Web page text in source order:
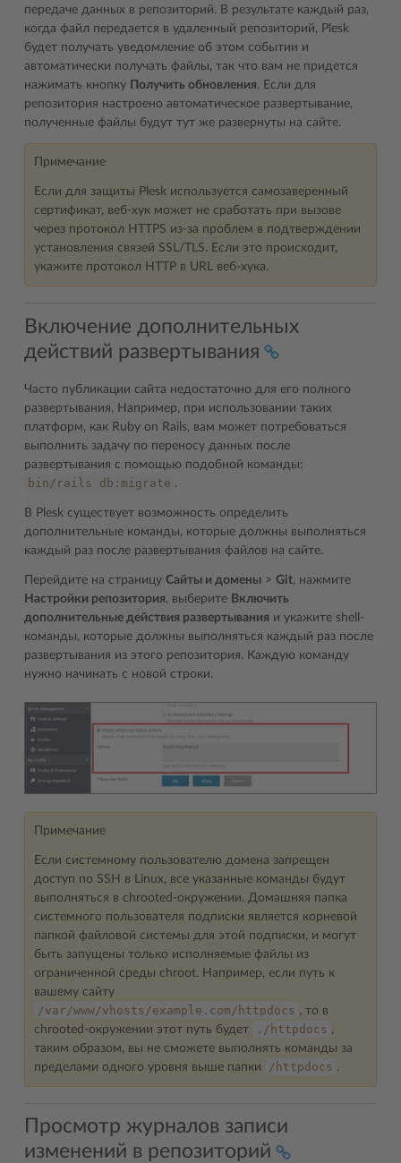
передаче данных в репозиторий. В результате каждый раз,
когда файл передается в удаленный репозиторий, Plesk
будет получать уведомление об этом событии и
автоматически получать файлы, так что вам не придется
нажимать кнопку
Получить обновления. Если для
репозитория настроено автоматическое развертывание,
полученные файлы будут тут же развернуты на сайте.
Примечание
Если для защиты Plesk используется самозаверенный
сертификат, веб-хук может не сработать при вызове
через протокол HTTPS из-за проблем в подтверждении
установления связей SSL/TLS. Если это происходит,
укажите протокол HTTP в URL веб-хука.
Включение дополнительных
действий развертывания
Часто публикации сайта недостаточно для его полного
развертывания. Например, при использовании таких
платформ, как Ruby on Rails, вам может потребоваться
выполнить задачу по переносу данных после
развертывания с помощью подобной команды:
bin/rails db:migrate .
В Plesk существует возможность определить
дополнительные команды, которые должны выполняться
каждый раз после развертывания файлов на сайте.
Перейдите на страницу Сайты и домены > Git, нажмите
Настройки репозитория, выберите Включить
дополнительные действия развертывания и укажите shell-
команды, которые должны выполняться каждый раз после
развертывания из этого репозитория. Каждую команду
нужно начинать с новой строки.
Примечание
Если системному пользователю домена запрещен
доступ по SSH в Linux, все указанные команды будут
выполняться в chrooted-окружении. Домашняя папка
системного пользователя подписки является корневой
папкой файловой системы для этой подписки, и могут
быть запущены только исполняемые файлы из
ограниченной среды chroot. Например, если путь к
вашему сайту
/var/www/vhosts/example.com/httpdocs , то в
chrooted-окружении этот путь будет
./httpdocs ,
таким образом, вы не сможете выполнять команды за
пределами одного уровня выше папки
/httpdocs .
Просмотр журналов записи
изменений в репозиторий